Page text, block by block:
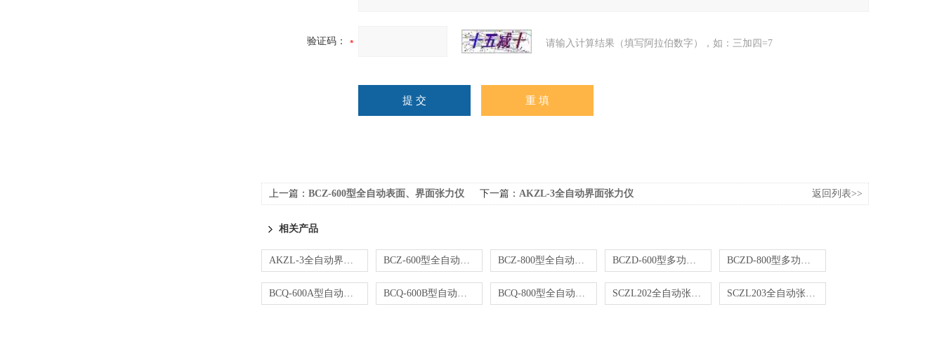
验证码： 请输入计算结果（填写阿拉伯数字），如：三加四=7
上一篇： BCZ-600型全自动表面、界面张力仪 下一篇： AKZL-3全自动界面张力仪 返回列表>>
相关产品
AKZL-3全自动界面张力仪 BCZ-600型全自动表面、界面张力仪 BCZ-800型全自动表面、界面张力仪 BCZD-600型多功能脱气振荡仪 BCZD-800型多功能脱气振荡仪
BCQ-600A型自动凝点测定仪 BCQ-600B型自动倾点、凝点、浊点测定仪 BCQ-800型全自动凝点／倾点测定仪 SCZL202全自动张力测定仪 SCZL203全自动张力测定仪